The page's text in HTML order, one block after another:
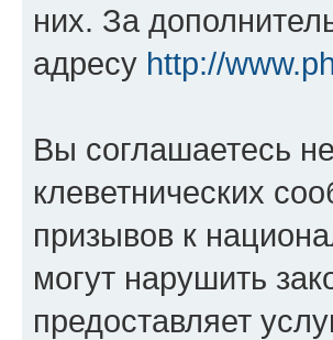
них. За
адресу http://
Вы соглашаетесь
клеветнических
призывов к
могут нарушить
предоставляет